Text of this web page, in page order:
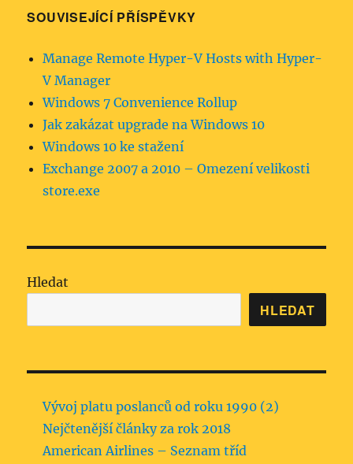
SOUVISEJÍCÍ PŘÍSPĚVKY
Manage Remote Hyper-V Hosts with Hyper-
V Manager
Windows 7 Convenience Rollup
Jak zakázat upgrade na Windows 10
Windows 10 ke stažení
Exchange 2007 a 2010 – Omezení velikosti
store.exe
Hledat
HLEDAT
Vývoj platu poslanců od roku 1990 (2)
Nejčtenější články za rok 2018
American Airlines – Seznam tříd